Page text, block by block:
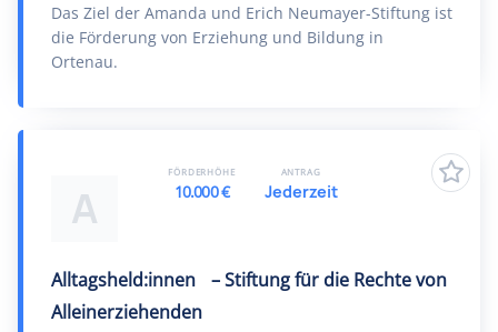
Das Ziel der Amanda und Erich Neumayer-Stiftung ist
die Förderung von Erziehung und Bildung in
Ortenau.
A
Alltagsheld:innen – Stiftung für die Rechte von
Alleinerziehenden
FÖRDERHÖHE
10.000 €
ANTRAG
Jederzeit